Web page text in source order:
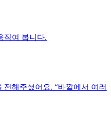
직여 봅니다.
해주셨어요. “바깥에서 여러